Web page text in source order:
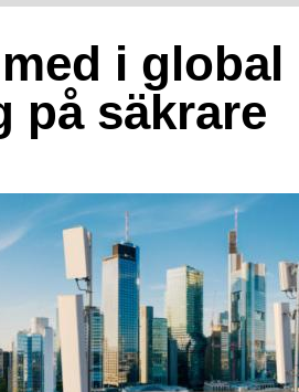
i global
på säkrare